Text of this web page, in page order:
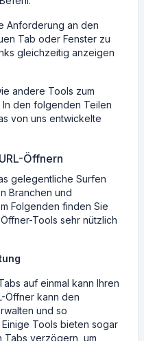
Anforderung an den
Tab oder Fenster zu
gleichzeitig anzeigen
andere Tools zum
In den folgenden Teilen
von uns entwickelte
Öffnern
gelegentliche Surfen
Branchen und
Folgenden finden Sie
Tools sehr nützlich
auf einmal kann Ihren
Öffner kann den
und so
Tools bieten sogar
Tabs verzögern, um